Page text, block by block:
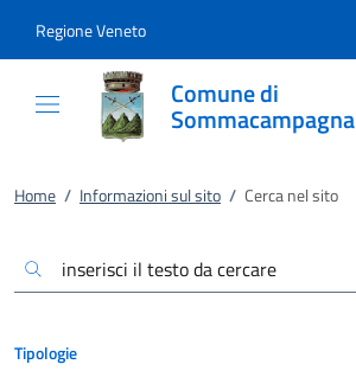
Regione Veneto
Comune di
Sommacampagna
Home / Informazioni sul sito / Cerca nel sito
Tipologie